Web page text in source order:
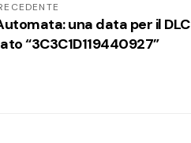
una data per il DLC
“3C3C1D119440927”